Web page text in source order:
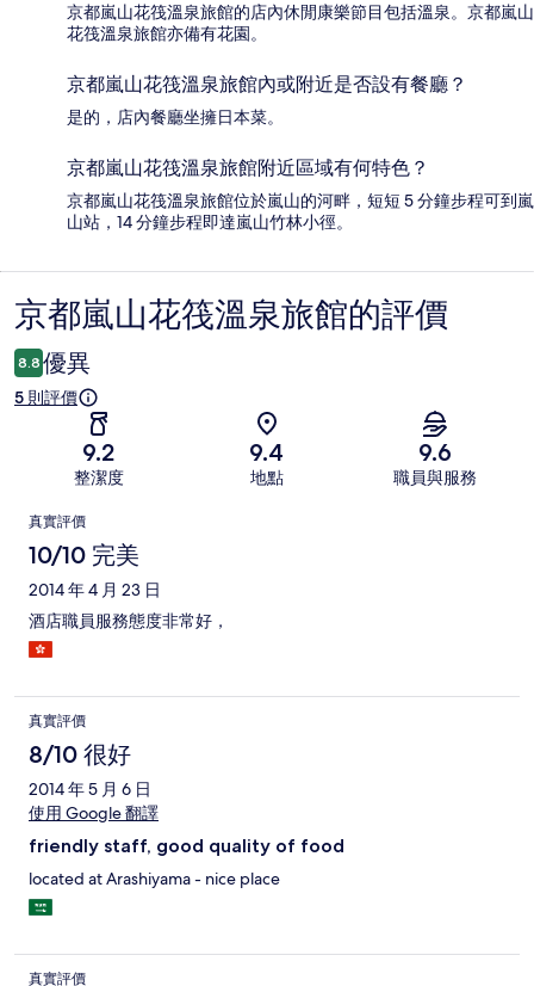
京都嵐山花筏溫泉旅館的店內休閒康樂節目包括溫泉。京都嵐山
花筏溫泉旅館亦備有花園。
京都嵐山花筏溫泉旅館內或附近是否設有餐廳？
是的，店內餐廳坐擁日本菜。
京都嵐山花筏溫泉旅館附近區域有何特色？
京都嵐山花筏溫泉旅館位於嵐山的河畔，短短 5 分鐘步程可到嵐
山站，14 分鐘步程即達嵐山竹林小徑。
評
價
京都嵐山花筏溫泉旅館的評價
8.8 優異
5 則評價
9.2
整潔度
9.4
地點
9.6
職員與服務
評
價
真實評價
10/10 完美
2014 年 4 月 23 日
酒店職員服務態度非常好，
真實評價
8/10 很好
2014 年 5 月 6 日
使用 Google 翻譯
friendly staff, good quality of food
located at Arashiyama - nice place
真實評價